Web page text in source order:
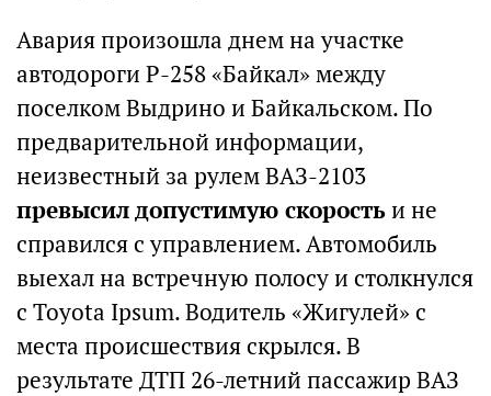
Авария произошла днем на участке
автодороги Р-258 «Байкал» между
поселком Выдрино и Байкальском. По
предварительной информации,
неизвестный за рулем ВАЗ-2103
превысил допустимую скоростьи не
справился с управлением. Автомобиль
выехал на встречную полосу и столкнулся
с Toyota Ipsum. Водитель «Жигулей» с
места происшествия скрылся. В
результате ДТП 26-летний пассажир ВАЗ